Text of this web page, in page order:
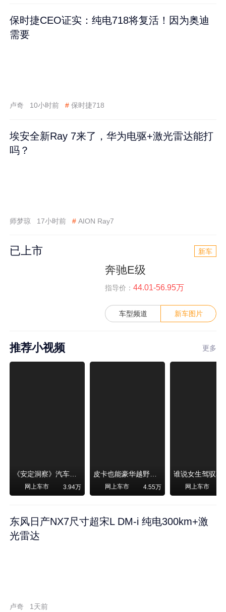
保时捷CEO证实：纯电718将复活！因为奥迪
需要
卢奇 10小时前 # 保时捷718
埃安全新Ray 7来了，华为电驱+激光雷达能打
吗？
师梦琼 17小时前 # AION Ray7
已上市 新车
奔驰E级
指导价： 44.01-56.95万
车型频道 新车图片
推荐小视频 更多
《安定洞察》汽车烧不烧油，和石油安全无关！
网上车市 3.94万
皮卡也能豪华越野！纵横F700上市，限时卖29.99万起
网上车市 4.55万 网上车市
东风日产NX7尺寸超宋L DM-i 纯电300km+激
光雷达
卢奇 1天前